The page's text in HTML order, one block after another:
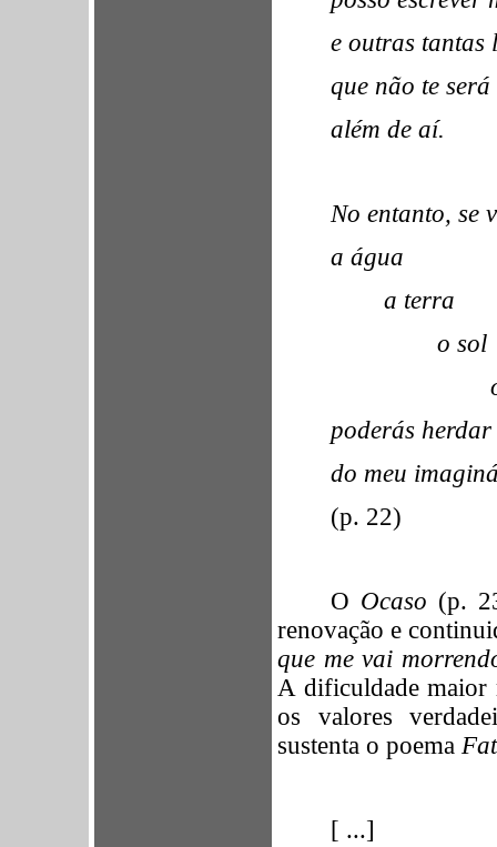
e outras tantas
que não te
além de aí.
No entanto, se
a água
a terra
o sol
poderás
do meu
(p. 22)
O Ocaso (p.
renovação e
que me vai
A dificuldade maior
os valores
sustenta o poema
[ ...]